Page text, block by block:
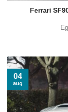
Ferrari
04
aug